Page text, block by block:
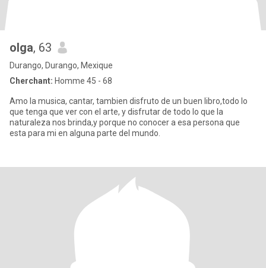
olga, 63
Durango, Durango, Mexique
Cherchant: Homme 45 - 68
Amo la musica, cantar, tambien disfruto de un buen libro,todo lo
que tenga que ver con el arte, y disfrutar de todo lo que la
naturaleza nos brinda,y porque no conocer a esa persona que
esta para mi en alguna parte del mundo.